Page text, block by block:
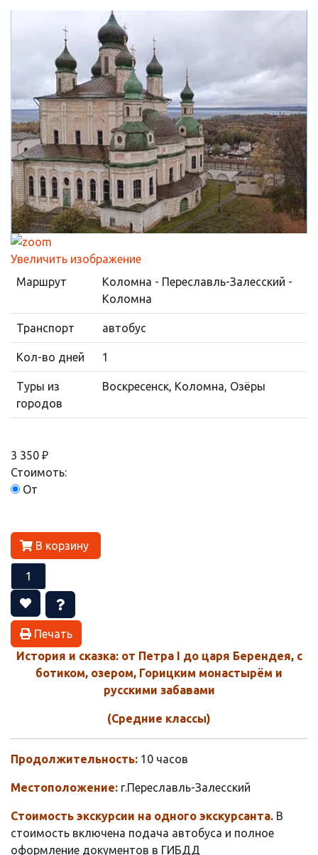
Увеличить изображение
Маршрут
Коломна - Переславль-Залесский -
Коломна
Транспорт автобус
Кол-во дней 1
Туры из
городов
Воскресенск, Коломна, Озёры
3 350 ₽
Стоимоть:
От
В корзину
Печать
История и сказка: от Петра I до царя Берендея, с
ботиком, озером, Горицким монастырём и
русскими забавами
(Средние классы)
Продолжительность: 10 часов
Местоположение: г.Переславль-Залесский
Стоимость экскурсии на одного экскурсанта. В
стоимость включена подача автобуса и полное
оформление документов в ГИБДД